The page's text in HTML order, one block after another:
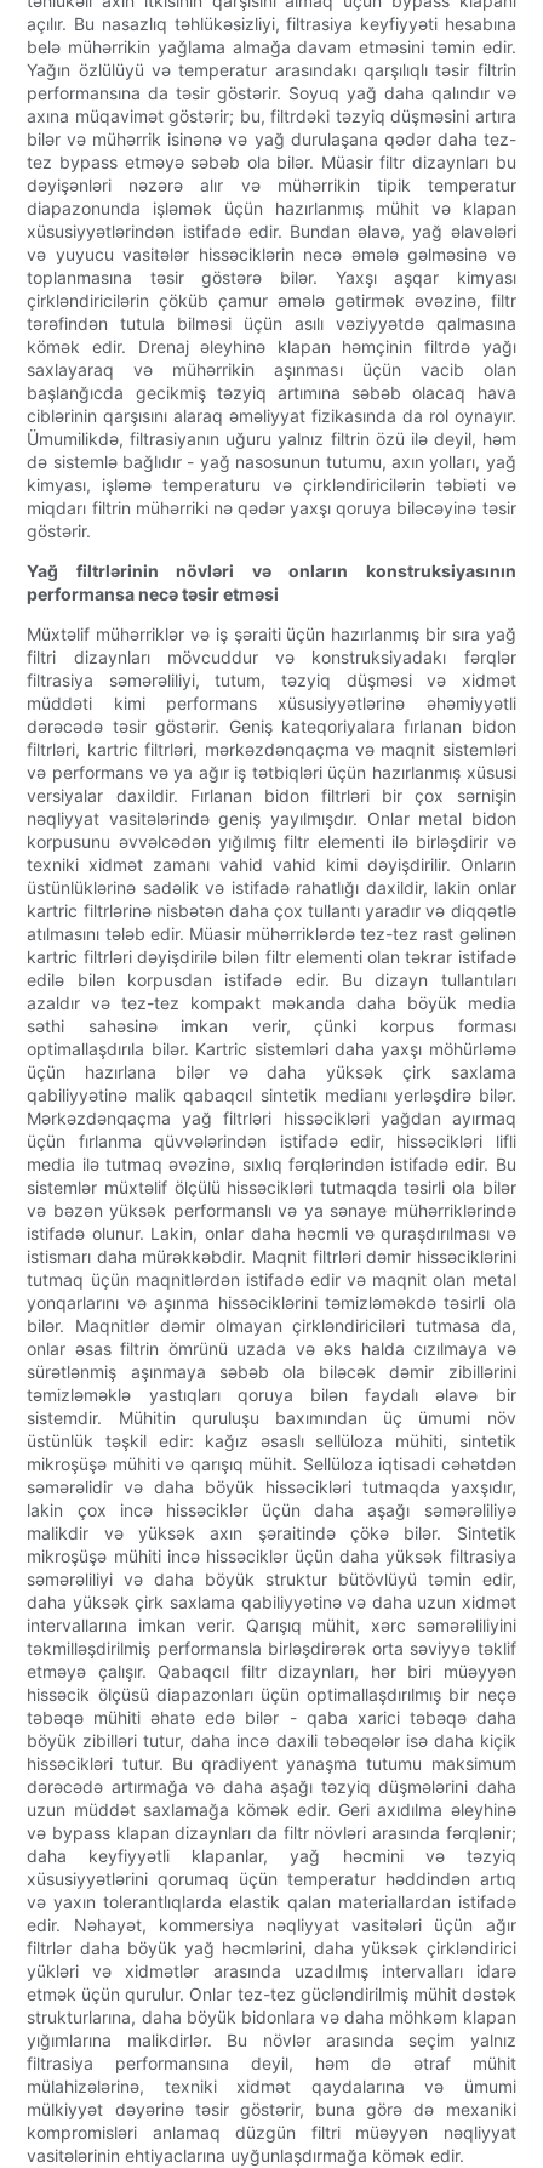
açılır. Bu nasazlıq təhlükəsizliyi, filtrasiya keyfiyyəti hesabına
belə mühərrikin yağlama almağa davam etməsini təmin edir.
Yağın özlülüyü və temperatur arasındakı qarşılıqlı təsir filtrin
performansına da təsir göstərir. Soyuq yağ daha qalındır və
axına müqavimət göstərir; bu, filtrdəki təzyiq düşməsini artıra
bilər və mühərrik isinənə və yağ durulaşana qədər daha tez-
tez bypass etməyə səbəb ola bilər. Müasir filtr dizaynları bu
dəyişənləri nəzərə alır və mühərrikin tipik temperatur
diapazonunda işləmək üçün hazırlanmış mühit və klapan
xüsusiyyətlərindən istifadə edir. Bundan əlavə, yağ əlavələri
və yuyucu vasitələr hissəciklərin necə əmələ gəlməsinə və
toplanmasına təsir göstərə bilər. Yaxşı aşqar kimyası
çirkləndiricilərin çöküb çamur əmələ gətirmək əvəzinə, filtr
tərəfindən tutula bilməsi üçün asılı vəziyyətdə qalmasına
kömək edir. Drenaj əleyhinə klapan həmçinin filtrdə yağı
saxlayaraq və mühərrikin aşınması üçün vacib olan
başlanğıcda gecikmiş təzyiq artımına səbəb olacaq hava
ciblərinin qarşısını alaraq əməliyyat fizikasında da rol oynayır.
Ümumilikdə, filtrasiyanın uğuru yalnız filtrin özü ilə deyil, həm
də sistemlə bağlıdır - yağ nasosunun tutumu, axın yolları, yağ
kimyası, işləmə temperaturu və çirkləndiricilərin təbiəti və
miqdarı filtrin mühərriki nə qədər yaxşı qoruya biləcəyinə təsir
göstərir.
Yağ filtrlərinin növləri və onların konstruksiyasının
performansa necə təsir etməsi
Müxtəlif mühərriklər və iş şəraiti üçün hazırlanmış bir sıra yağ
filtri dizaynları mövcuddur və konstruksiyadakı fərqlər
filtrasiya səmərəliliyi, tutum, təzyiq düşməsi və xidmət
müddəti kimi performans xüsusiyyətlərinə əhəmiyyətli
dərəcədə təsir göstərir. Geniş kateqoriyalara fırlanan bidon
filtrləri, kartric filtrləri, mərkəzdənqaçma və maqnit sistemləri
və performans və ya ağır iş tətbiqləri üçün hazırlanmış xüsusi
versiyalar daxildir. Fırlanan bidon filtrləri bir çox sərnişin
nəqliyyat vasitələrində geniş yayılmışdır. Onlar metal bidon
korpusunu əvvəlcədən yığılmış filtr elementi ilə birləşdirir və
texniki xidmət zamanı vahid vahid kimi dəyişdirilir. Onların
üstünlüklərinə sadəlik və istifadə rahatlığı daxildir, lakin onlar
kartric filtrlərinə nisbətən daha çox tullantı yaradır və diqqətlə
atılmasını tələb edir. Müasir mühərriklərdə tez-tez rast gəlinən
kartric filtrləri dəyişdirilə bilən filtr elementi olan təkrar istifadə
edilə bilən korpusdan istifadə edir. Bu dizayn tullantıları
azaldır və tez-tez kompakt məkanda daha böyük media
səthi sahəsinə imkan verir, çünki korpus forması
optimallaşdırıla bilər. Kartric sistemləri daha yaxşı möhürləmə
üçün hazırlana bilər və daha yüksək çirk saxlama
qabiliyyətinə malik qabaqcıl sintetik medianı yerləşdirə bilər.
Mərkəzdənqaçma yağ filtrləri hissəcikləri yağdan ayırmaq
üçün fırlanma qüvvələrindən istifadə edir, hissəcikləri lifli
media ilə tutmaq əvəzinə, sıxlıq fərqlərindən istifadə edir. Bu
sistemlər müxtəlif ölçülü hissəcikləri tutmaqda təsirli ola bilər
və bəzən yüksək performanslı və ya sənaye mühərriklərində
istifadə olunur. Lakin, onlar daha həcmli və quraşdırılması və
istismarı daha mürəkkəbdir. Maqnit filtrləri dəmir hissəciklərini
tutmaq üçün maqnitlərdən istifadə edir və maqnit olan metal
yonqarlarını və aşınma hissəciklərini təmizləməkdə təsirli ola
bilər. Maqnitlər dəmir olmayan çirkləndiriciləri tutmasa da,
onlar əsas filtrin ömrünü uzada və əks halda cızılmaya və
sürətlənmiş aşınmaya səbəb ola biləcək dəmir zibillərini
təmizləməklə yastıqları qoruya bilən faydalı əlavə bir
sistemdir. Mühitin quruluşu baxımından üç ümumi növ
üstünlük təşkil edir: kağız əsaslı sellüloza mühiti, sintetik
mikroşüşə mühiti və qarışıq mühit. Sellüloza iqtisadi cəhətdən
səmərəlidir və daha böyük hissəcikləri tutmaqda yaxşıdır,
lakin çox incə hissəciklər üçün daha aşağı səmərəliliyə
malikdir və yüksək axın şəraitində çökə bilər. Sintetik
mikroşüşə mühiti incə hissəciklər üçün daha yüksək filtrasiya
səmərəliliyi və daha böyük struktur bütövlüyü təmin edir,
daha yüksək çirk saxlama qabiliyyətinə və daha uzun xidmət
intervallarına imkan verir. Qarışıq mühit, xərc səmərəliliyini
təkmilləşdirilmiş performansla birləşdirərək orta səviyyə təklif
etməyə çalışır. Qabaqcıl filtr dizaynları, hər biri müəyyən
hissəcik ölçüsü diapazonları üçün optimallaşdırılmış bir neçə
təbəqə mühiti əhatə edə bilər - qaba xarici təbəqə daha
böyük zibilləri tutur, daha incə daxili təbəqələr isə daha kiçik
hissəcikləri tutur. Bu qradiyent yanaşma tutumu maksimum
dərəcədə artırmağa və daha aşağı təzyiq düşmələrini daha
uzun müddət saxlamağa kömək edir. Geri axıdılma əleyhinə
və bypass klapan dizaynları da filtr növləri arasında fərqlənir;
daha keyfiyyətli klapanlar, yağ həcmini və təzyiq
xüsusiyyətlərini qorumaq üçün temperatur həddindən artıq
və yaxın tolerantlıqlarda elastik qalan materiallardan istifadə
edir. Nəhayət, kommersiya nəqliyyat vasitələri üçün ağır
filtrlər daha böyük yağ həcmlərini, daha yüksək çirkləndirici
yükləri və xidmətlər arasında uzadılmış intervalları idarə
etmək üçün qurulur. Onlar tez-tez gücləndirilmiş mühit dəstək
strukturlarına, daha böyük bidonlara və daha möhkəm klapan
yığımlarına malikdirlər. Bu növlər arasında seçim yalnız
filtrasiya performansına deyil, həm də ətraf mühit
mülahizələrinə, texniki xidmət qaydalarına və ümumi
mülkiyyət dəyərinə təsir göstərir, buna görə də mexaniki
kompromisləri anlamaq düzgün filtri müəyyən nəqliyyat
vasitələrinin ehtiyaclarına uyğunlaşdırmağa kömək edir.